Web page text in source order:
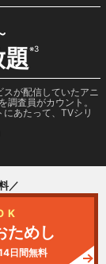
※3
が配信していたアニ
調査員がカウント。
あたって、TVシリ
／
ためし
日間無料